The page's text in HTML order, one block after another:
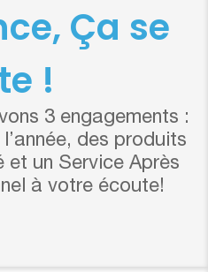
Ça se
!
3 engagements :
des produits
un Service Après
à votre écoute!